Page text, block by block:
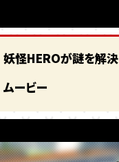
妖怪HEROが謎を解決
ムービー